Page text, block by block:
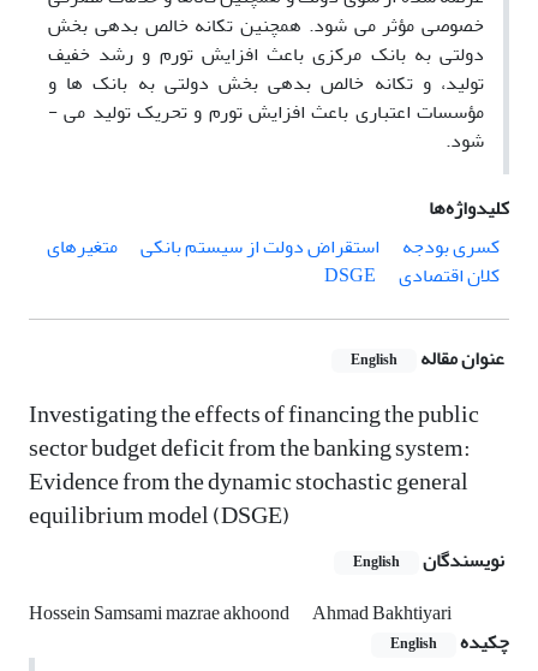
خصوصی مؤثر می­ شود. همچنین تکانه خالص بدهی بخش
دولتی به بانک مرکزی باعث افزایش تورم و رشد خفیف
تولید، و تکانه خالص بدهی بخش دولتی به بانک ­ها و
مؤسسات اعتباری باعث افزایش تورم و تحریک تولید می ­
شود.
کلیدواژه‌ها
کسری بودجه
استقراض دولت از سیستم بانکی
متغیرهای
کلان اقتصادی
DSGE
عنوان مقاله English
Investigating the effects of financing the public
sector budget deficit from the banking system:
Evidence from the dynamic stochastic general
equilibrium model (DSGE)
نویسندگان English
Hossein Samsami mazrae akhoond
Ahmad Bakhtiyari
چکیده
English